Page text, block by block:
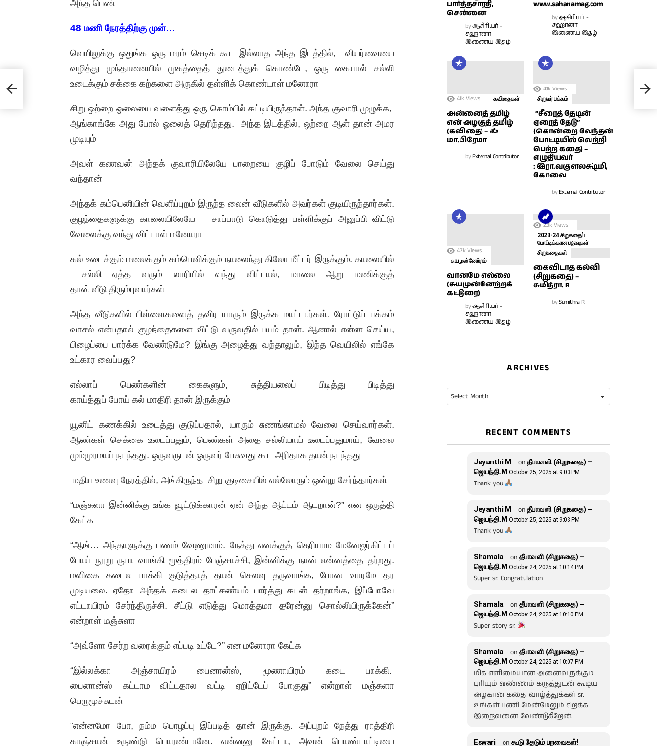
அந்த பெண்
48 மணி நேரத்திற்கு முன்…
வெயிலுக்கு ஒதுங்க ஒரு மரம் செடிக் கூட இல்லாத அந்த இடத்தில், வியர்வையை
வழித்து முந்தானையில் முகத்தைத் துடைத்துக் கொண்டே, ஒரு கையால் சல்லி
உடைக்கும் சக்கை கற்களை அருகில் தள்ளிக் கொண்டாள் மனோரா
சிறு ஒற்றை ஓலையை வளைத்து ஒரு கொம்பில் கட்டியிருந்தாள். அந்த குவாரி முழுக்க,
ஆங்காங்கே அது போல் ஓலைத் தெரிந்தது. அந்த இடத்தில், ஒற்றை ஆள் தான் அமர
முடியும்
அவள் கணவன் அந்தக் குவாரியிலேயே பாறையை குழிப் போடும் வேலை செய்து
வந்தான்
அந்தக் கம்பெனியின் வெளிப்புறம் இருந்த லைன் வீடுகளில் அவர்கள் குடியிருந்தார்கள்.
குழந்தைகளுக்கு காலையிலேயே சாப்பாடு கொடுத்து பள்ளிக்குப் அனுப்பி விட்டு
வேலைக்கு வந்து விட்டாள் மனோரா
கல் உடைக்கும் மலைக்கும் கம்பெனிக்கும் நாலைந்து கிலோ மீட்டர் இருக்கும். காலையில்
சல்லி ஏத்த வரும் லாரியில் வந்து விட்டால், மாலை ஆறு மணிக்குத்
தான் வீடு திரும்புவார்கள்
அந்த வீடுகளில் பிள்ளைகளைத் தவிர யாரும் இருக்க மாட்டார்கள். ரோட்டுப் பக்கம்
வாசல் என்பதால் குழந்தைகளை விட்டு வருவதில் பயம் தான். ஆனால் என்ன செய்ய,
பிழைப்பை பார்க்க வேண்டுமே? இங்கு அழைத்து வந்தாலும், இந்த வெயிலில் எங்கே
உட்கார வைப்பது?
எல்லாப் பெண்களின் கைகளும், சுத்தியலைப் பிடித்து பிடித்து
காய்த்துப் போய் கல் மாதிரி தான் இருக்கும்
யூனிட் கணக்கில் உடைத்து குடுப்பதால், யாரும் சுணங்காமல் வேலை செய்வார்கள்.
ஆண்கள் செக்கை உடைப்பதும், பெண்கள் அதை சல்லியாய் உடைப்பதுமாய், வேலை
மும்முரமாய் நடந்தது. ஒருவருடன் ஒருவர் பேசுவது கூட அரிதாக தான் நடந்தது
மதிய உணவு நேரத்தில், அங்கிருந்த சிறு குடிசையில் எல்லோரும் ஒன்று சேர்ந்தார்கள்
“மஞ்சுளா இன்னிக்கு உங்க வூட்டுக்காரன் ஏன் அந்த ஆட்டம் ஆடறான்?” என ஒருத்தி
கேட்க
“ஆங்… அந்தாளுக்கு பணம் வேணுமாம். நேத்து எனக்குத் தெரியாம மேனேஜர்கிட்டப்
போய் நூறு ருபா வாங்கி மூத்திரம் பேஞ்சாச்சி, இன்னிக்கு நான் என்னத்தை தர்றது.
மளிகை கடைல பாக்கி குடுத்தாத் தான் செலவு தருவாங்க, போன வாரமே தர
முடியலை. ஏதோ அந்தக் கடைல தாட்சண்யம் பார்த்து கடன் தர்றாங்க, இப்போவே
எட்டாயிரம் சேர்ந்திருச்சி. சீட்டு எடுத்து மொத்தமா தரேன்னு சொல்லியிருக்கேன்”
என்றாள் மஞ்சுளா
“அவ்ளோ சேர்ற வரைக்கும் எப்படி உட்டே?” என மனோரா கேட்க
“இல்லக்கா அஞ்சாயிரம் பைனான்ஸ், மூணாயிரம் கடை பாக்கி.
பைனான்ஸ் கட்டாம விட்டதால வட்டி ஏறிட்டேப் போகுது” என்றாள் மஞ்சுளா
பெருமூச்சுடன்
“என்னமோ போ, நம்ம பொழப்பு இப்படித் தான் இருக்கு. அப்புறம் நேத்து ராத்திரி
காஞ்சான் உருண்டு பொரண்டானே. என்னனு கேட்டா, அவன் பொண்டாட்டியை
பார்த்தசாரதி,
சென்னை
byஆசிரியர் -
சஹானா
இணைய இதழ்
www.sahanamag.com
byஆசிரியர் -
சஹானா
இணைய இதழ்
4.1k Views கவிதைகள்
அன்னைத் தமிழ்
என் அழகுத் தமிழ்
(கவிதை) – ✍
மா.பிரேமா
byExternal Contributor
4.1k Views
சிறுவர் பக்கம்
“சீரைத் தேடின்
ஏரைத் தேடு”
(கொன்றை வேந்தன்
போட்டியில் வெற்றி
பெற்ற கதை) –
எழுதியவர்
: இரா.வகுளலக்ஷ்மி,
கோவை
byExternal Contributor
4.7k Views
சுயமுன்னேற்றம்
வானமே எல்லை
(சுயமுன்னேற்றக்
கட்டுரை)
byஆசிரியர் -
சஹானா
இணைய இதழ்
2.3k Views
2023-24 சிறுகதைப்
போட்டிக்கான பதிவுகள்
சிறுகதைகள்
கைவிடாத கல்வி
(சிறுகதை) –
சுமித்ரா. R
bySumithra R
ARCHIVES
RECENT COMMENTS
Jeyanthi M on தீபாவளி (சிறுகதை) –
ஜெயந்தி.M October 25, 2025 at 9:03 PM
Thank you
Jeyanthi M on தீபாவளி (சிறுகதை) –
ஜெயந்தி.M October 25, 2025 at 9:03 PM
Thank you
Shamala onதீபாவளி (சிறுகதை) –
ஜெயந்தி.M October 24, 2025 at 10:14 PM
Super sr. Congratulation
Shamala onதீபாவளி (சிறுகதை) –
ஜெயந்தி.M October 24, 2025 at 10:10 PM
Super story sr.
Shamala onதீபாவளி (சிறுகதை) –
ஜெயந்தி.M October 24, 2025 at 10:07 PM
மிக எளிமையான அனைவருக்கும்
புரியும் வண்ணம் கருத்துடன் கூடிய
அழகான கதை. வாழ்த்துக்கள் sr.
உங்கள் பணி மேன்மேலும் சிறக்க
இறைவனை வேண்டுகிறேன்.
Eswari on கூடு தேடும் பறவைகள்!